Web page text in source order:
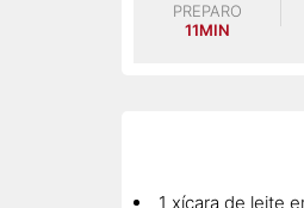
PREPARO
11MIN
1 xícara de leite